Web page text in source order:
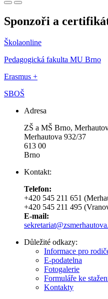
Sponzoři a
Školaonline
Pedagogická fakulta MU Brno
Erasmus +
SBOŠ
Adresa
ZŠ a MŠ Brno,
Merhautova 932/37
613 00
Brno
Kontakt:
Telefon:
+420 545 211 651
+420 545 211 495
E-mail:
Důležité odkazy:
Informace pro
E-podatelna
Fotogalerie
Formuláře ke
Kontakty